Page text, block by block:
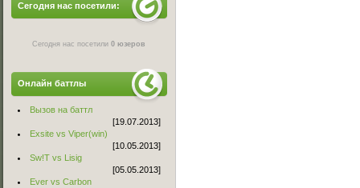
Сегодня нас посетили:
Сегодня нас посетили0 юзеров
Онлайн баттлы
Вызов на баттл
[19.07.2013]
Exsite vs Viper(win)
[10.05.2013]
Sw!T vs Lisig
[05.05.2013]
Ever vs Carbon